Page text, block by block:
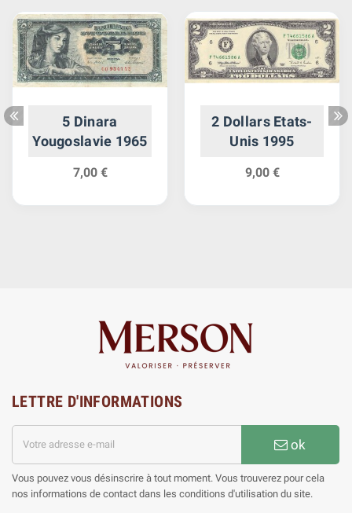
5 Dinara
Yougoslavie 1965
7,00 €
2 Dollars Etats-
Unis 1995
9,00 €
LETTRE D'INFORMATIONS
ok
Vous pouvez vous désinscrire à tout moment. Vous trouverez pour cela
nos informations de contact dans les conditions d'utilisation du site.